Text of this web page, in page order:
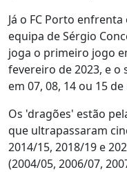
Já o FC Porto
equipa de Sérgio
joga o primeiro jogo
fevereiro de 2023, e o
em 07, 08, 14 ou 15
Os 'dragões' estão
que ultrapassaram
2014/15, 2018/19 e
(2004/05, 2006/07,